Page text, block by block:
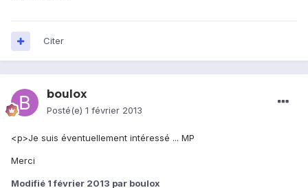
Citer
boulox
Posté(e) 1 février 2013
<p>Je suis éventuellement intéressé ... MP
Merci
Modifié 1 février 2013 par boulox